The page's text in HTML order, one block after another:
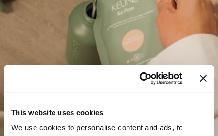
This website uses cookies
We use cookies to personalise content and ads, to